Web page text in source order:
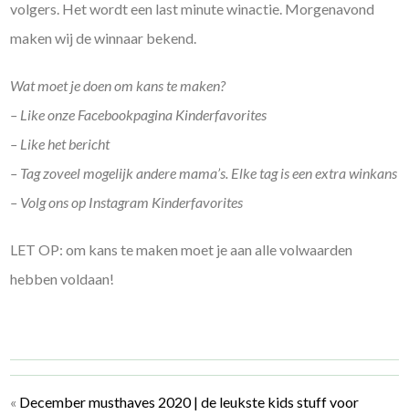
volgers. Het wordt een last minute winactie. Morgenavond
maken wij de winnaar bekend.
Wat moet je doen om kans te maken?
– Like onze Facebookpagina Kinderfavorites
– Like het bericht
– Tag zoveel mogelijk andere mama’s. Elke tag is een extra winkans
– Volg ons op Instagram Kinderfavorites
LET OP: om kans te maken moet je aan alle volwaarden
hebben voldaan!
« December musthaves 2020 | de leukste kids stuff voor